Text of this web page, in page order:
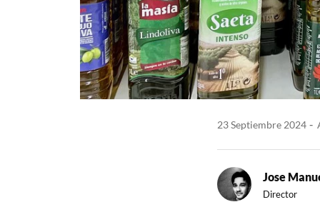
23 Septiembre 2024
Jose
Director